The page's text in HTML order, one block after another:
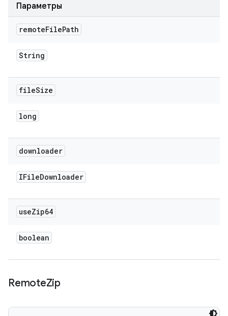
Параметры
remoteFilePath
String
fileSize
long
downloader
IFileDownloader
useZip64
boolean
RemoteZip